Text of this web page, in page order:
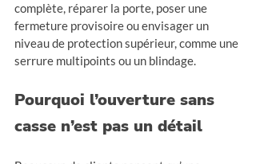
complète, réparer la porte, poser une
fermeture provisoire ou envisager un
niveau de protection supérieur, comme une
serrure multipoints ou un blindage.
Pourquoi l’ouverture sans
casse n’est pas un détail